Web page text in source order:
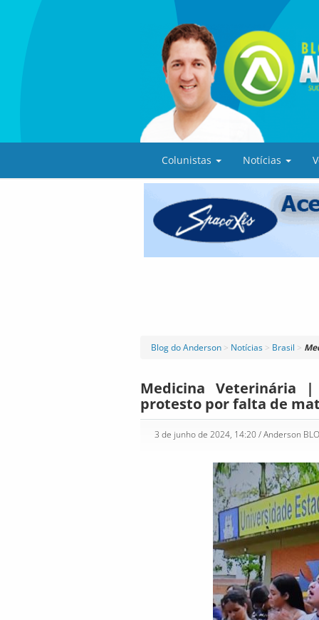
Colunistas Notícias
Blog do Anderson > Notícias > Brasil >
Medicina Veterinária
protesto por falta de
3 de junho de 2024, 14:20/ Anderson